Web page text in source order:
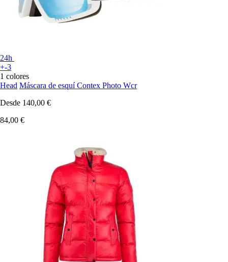
24h
+-3
1 colores
Head Máscara de esquí Contex Photo Wcr
Desde 140,00 €
84,00 €